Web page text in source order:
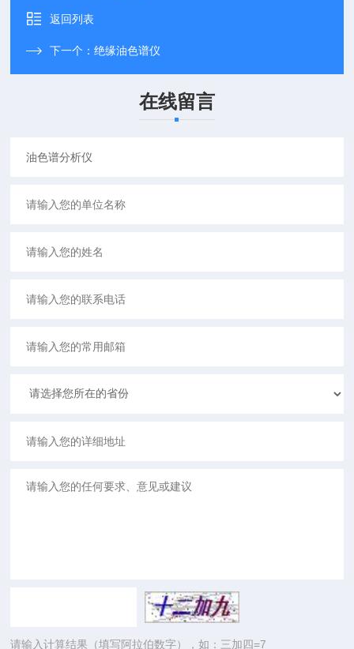
返回列表
下一个：绝缘油色谱仪
在线留言
请输入计算结果（填写阿拉伯数字），如：三加四=7